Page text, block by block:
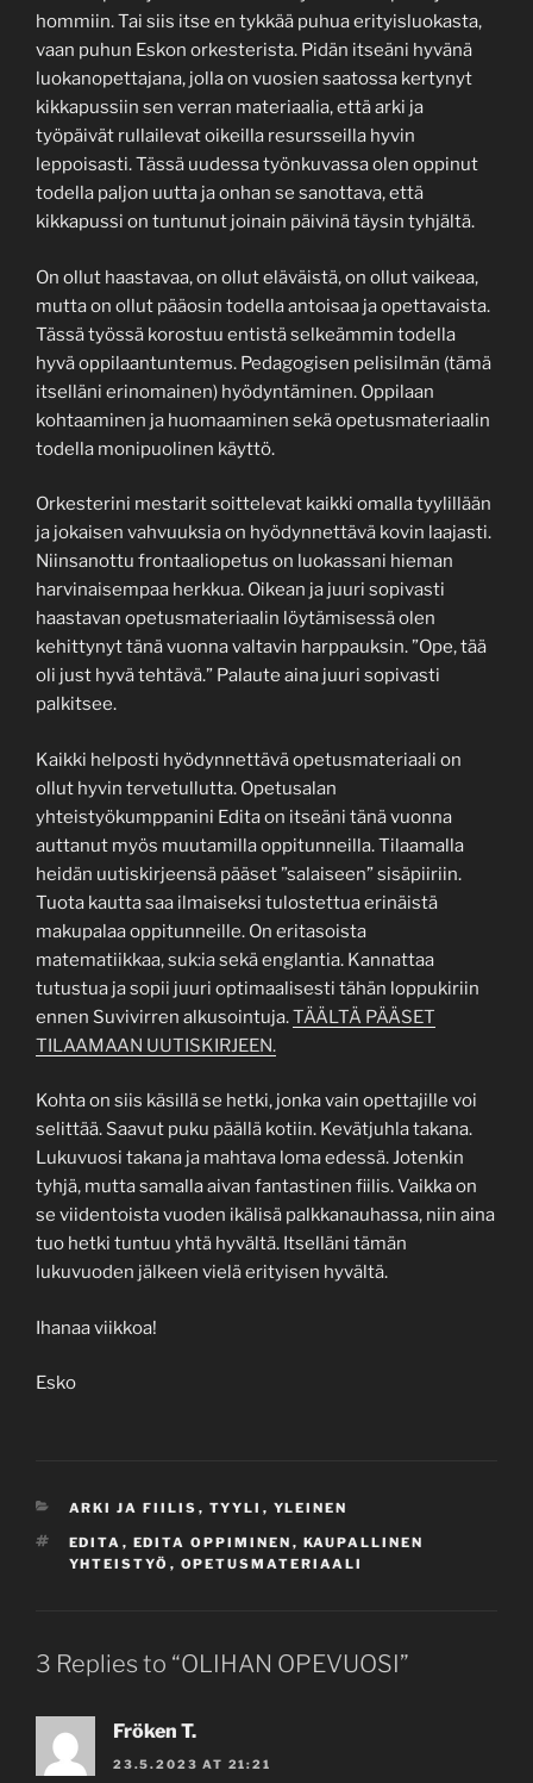
hommiin. Tai siis itse en tykkää puhua erityisluokasta,
vaan puhun Eskon orkesterista. Pidän itseäni hyvänä
luokanopettajana, jolla on vuosien saatossa kertynyt
kikkapussiin sen verran materiaalia, että arki ja
työpäivät rullailevat oikeilla resursseilla hyvin
leppoisasti. Tässä uudessa työnkuvassa olen oppinut
todella paljon uutta ja onhan se sanottava, että
kikkapussi on tuntunut joinain päivinä täysin tyhjältä.
On ollut haastavaa, on ollut eläväistä, on ollut vaikeaa,
mutta on ollut pääosin todella antoisaa ja opettavaista.
Tässä työssä korostuu entistä selkeämmin todella
hyvä oppilaantuntemus. Pedagogisen pelisilmän (tämä
itselläni erinomainen) hyödyntäminen. Oppilaan
kohtaaminen ja huomaaminen sekä opetusmateriaalin
todella monipuolinen käyttö.
Orkesterini mestarit soittelevat kaikki omalla tyylillään
ja jokaisen vahvuuksia on hyödynnettävä kovin laajasti.
Niinsanottu frontaaliopetus on luokassani hieman
harvinaisempaa herkkua. Oikean ja juuri sopivasti
haastavan opetusmateriaalin löytämisessä olen
kehittynyt tänä vuonna valtavin harppauksin. ”Ope, tää
oli just hyvä tehtävä.” Palaute aina juuri sopivasti
palkitsee.
Kaikki helposti hyödynnettävä opetusmateriaali on
ollut hyvin tervetullutta. Opetusalan
yhteistyökumppanini Edita on itseäni tänä vuonna
auttanut myös muutamilla oppitunneilla. Tilaamalla
heidän uutiskirjeensä pääset ”salaiseen” sisäpiiriin.
Tuota kautta saa ilmaiseksi tulostettua erinäistä
makupalaa oppitunneille. On eritasoista
matematiikkaa, suk:ia sekä englantia. Kannattaa
tutustua ja sopii juuri optimaalisesti tähän loppukiriin
ennen Suvivirren alkusointuja.TÄÄLTÄ PÄÄSET
TILAAMAAN UUTISKIRJEEN.
Kohta on siis käsillä se hetki, jonka vain opettajille voi
selittää. Saavut puku päällä kotiin. Kevätjuhla takana.
Lukuvuosi takana ja mahtava loma edessä. Jotenkin
tyhjä, mutta samalla aivan fantastinen fiilis. Vaikka on
se viidentoista vuoden ikälisä palkkanauhassa, niin aina
tuo hetki tuntuu yhtä hyvältä. Itselläni tämän
lukuvuoden jälkeen vielä erityisen hyvältä.
Ihanaa viikkoa!
Esko
CATEGORIES
ARKI JA FIILIS , TYYLI , YLEINEN
TAGS
EDITA , EDITA OPPIMINEN , KAUPALLINEN
YHTEISTYÖ , OPETUSMATERIAALI
3 Replies to “OLIHAN OPEVUOSI”
Fröken T.
23.5.2023 AT 21:21